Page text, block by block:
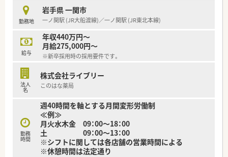
能です。
内科、消化器科をメインに応需しています。
内科は生活習慣病に用いる薬剤が多く、多角的な面で服薬指導が
できるため、とても勉強になる環境です。
＼新幹線駅から近く、住居の相談(社宅用意）が可能なため、遠方
勤務地
岩手県 一関市
一ノ関駅 (JR大船渡線)／一ノ関駅 (JR東北本線)
給与
年収440万円～
月給275,000円～
※新卒採用時の採用要件です。
法人
名
株式会社ライブリー
このはな薬局
勤務
時間
週40時間を軸とする月間変形労働制
≪例≫
月火水木金 09：00～18：00
土 09：00～13：00
※シフトに関しては各店舗の営業時間による
※休憩時間は法定通り